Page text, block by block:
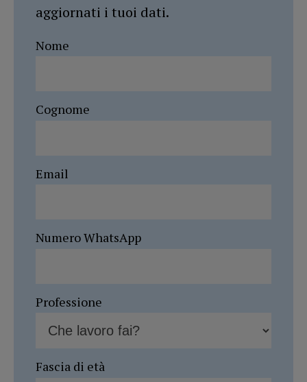
aggiornati i tuoi dati.
Nome
Cognome
Email
Numero WhatsApp
Professione
Fascia di età